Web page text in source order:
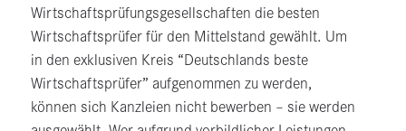
Wirtschaftsprüfungsgesellschaften die besten
Wirtschaftsprüfer für den Mittelstand gewählt. Um
in den exklusiven Kreis “Deutschlands beste
Wirtschaftsprüfer” aufgenommen zu werden,
können sich Kanzleien nicht bewerben – sie werden